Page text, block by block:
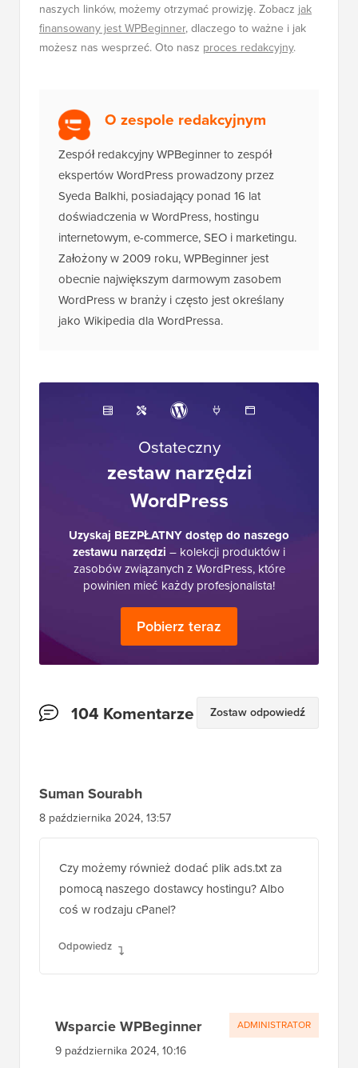
naszych linków, możemy otrzymać prowizję. Zobacz jak
finansowany jest WPBeginner, dlaczego to ważne i jak
możesz nas wesprzeć. Oto nasz proces redakcyjny.
O zespole redakcyjnym
Zespół redakcyjny WPBeginner to zespół
ekspertów WordPress prowadzony przez
Syeda Balkhi, posiadający ponad 16 lat
doświadczenia w WordPress, hostingu
internetowym, e-commerce, SEO i marketingu.
Założony w 2009 roku, WPBeginner jest
obecnie największym darmowym zasobem
WordPress w branży i często jest określany
jako Wikipedia dla WordPressa.
Ostateczny
zestaw narzędzi
WordPress
Uzyskaj BEZPŁATNY dostęp do naszego
zestawu narzędzi – kolekcji produktów i
zasobów związanych z WordPress, które
powinien mieć każdy profesjonalista!
Pobierz teraz
Interakcje
104 Komentarze Zostaw odpowiedź
Suman Sourabh
8 października 2024, 13:57
Czy możemy również dodać plik ads.txt za
pomocą naszego dostawcy hostingu? Albo
coś w rodzaju cPanel?
Odpowiedz
Wsparcie WPBeginner
9 października 2024, 10:16
ADMINISTRATOR